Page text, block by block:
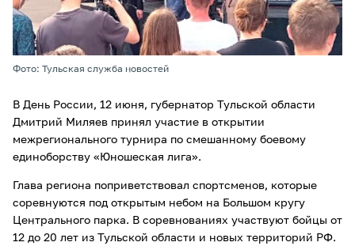
Фото: Тульская служба новостей
В День России, 12 июня, губернатор Тульской области
Дмитрий Миляев принял участие в открытии
межрегионального турнира по смешанному боевому
единоборству «Юношеская лига».
Глава региона поприветствовал спортсменов, которые
соревнуются под открытым небом на Большом кругу
Центрального парка. В соревнованиях участвуют бойцы от
12 до 20 лет из Тульской области и новых территорий РФ.